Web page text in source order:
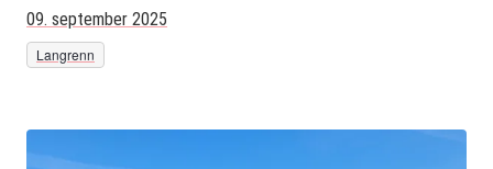
09. september 2025
Langrenn